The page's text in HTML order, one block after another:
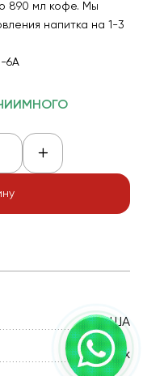
890 мл кофе. Мы
напитка на 1-3
6А
МНОГО
США
Chemex